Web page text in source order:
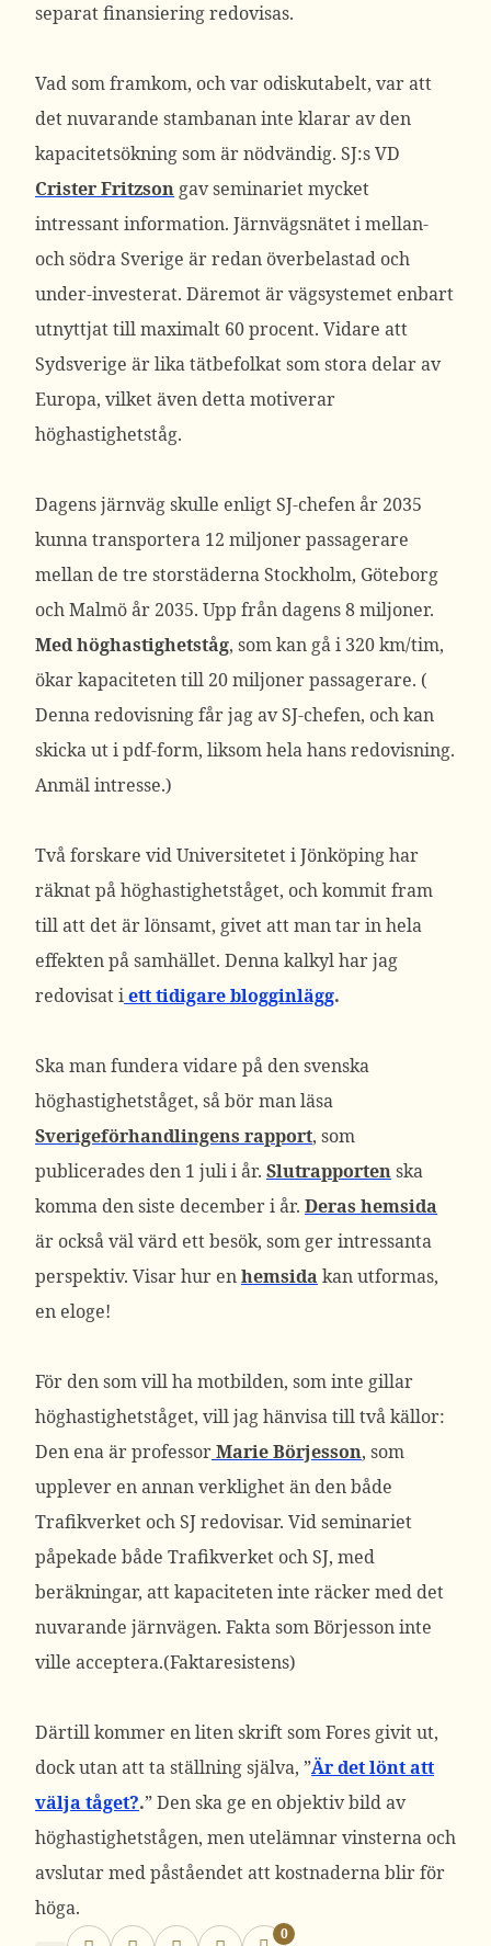
separat finansiering redovisas.
Vad som framkom, och var odiskutabelt, var att
det nuvarande stambanan inte klarar av den
kapacitetsökning som är nödvändig. SJ:s VD
Crister Fritzson gav seminariet mycket
intressant information. Järnvägsnätet i mellan-
och södra Sverige är redan överbelastad och
under-investerat. Däremot är vägsystemet enbart
utnyttjat till maximalt 60 procent. Vidare att
Sydsverige är lika tätbefolkat som stora delar av
Europa, vilket även detta motiverar
höghastighetståg.
Dagens järnväg skulle enligt SJ-chefen år 2035
kunna transportera 12 miljoner passagerare
mellan de tre storstäderna Stockholm, Göteborg
och Malmö år 2035. Upp från dagens 8 miljoner.
Med höghastighetståg, som kan gå i 320 km/tim,
ökar kapaciteten till 20 miljoner passagerare. (
Denna redovisning får jag av SJ-chefen, och kan
skicka ut i pdf-form, liksom hela hans redovisning.
Anmäl intresse.)
Två forskare vid Universitetet i Jönköping har
räknat på höghastighetståget, och kommit fram
till att det är lönsamt, givet att man tar in hela
effekten på samhället. Denna kalkyl har jag
redovisat iett tidigare blogginlägg.
Ska man fundera vidare på den svenska
höghastighetståget, så bör man läsa
Sverigeförhandlingens rapport, som
publicerades den 1 juli i år. Slutrapportenska
komma den siste december i år. Deras hemsida
är också väl värd ett besök, som ger intressanta
perspektiv. Visar hur enhemsida kan utformas,
en eloge!
För den som vill ha motbilden, som inte gillar
höghastighetståget, vill jag hänvisa till två källor:
Den ena är professorMarie Börjesson, som
upplever en annan verklighet än den både
Trafikverket och SJ redovisar. Vid seminariet
påpekade både Trafikverket och SJ, med
beräkningar, att kapaciteten inte räcker med det
nuvarande järnvägen. Fakta som Börjesson inte
ville acceptera.(Faktaresistens)
Därtill kommer en liten skrift som Fores givit ut,
dock utan att ta ställning själva, ”Är det lönt att
välja tåget?.” Den ska ge en objektiv bild av
höghastighetstågen, men utelämnar vinsterna och
avslutar med påståendet att kostnaderna blir för
höga.
0